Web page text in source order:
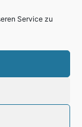
Service zu